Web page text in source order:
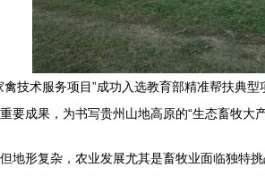
技术服务项目”成功入选教育部精准帮扶典
成果，为书写贵州山地高原的“生态畜牧大
地形复杂，农业发展尤其是畜牧业面临独特